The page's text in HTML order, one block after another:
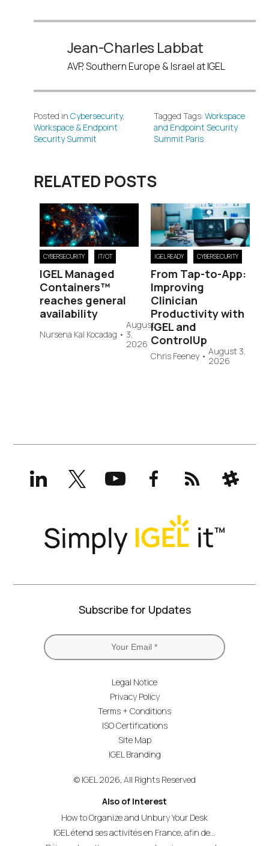
Jean-Charles Labbat
AVP, Southern Europe & Israel at IGEL
Posted in Cybersecurity,
Workspace & Endpoint
Security Summit
Tagged Tags: Workspace
and Endpoint Security
Summit Paris
RELATED POSTS
CYBERSECURITY IT/OT
IGEL Managed
Containers™
reaches general
availability
Nursena Kal Kocadag •
August
3,
2026
IGEL READY CYBERSECURITY
From Tap-to-App:
Improving
Clinician
Productivity with
IGEL and
ControlUp
Chris Feeney• August 3,
2026
LinkedInX
(formerly
Twitter)
YouTubeFacebookRSS Slack
Subscribe for Updates
Legal Notice
Privacy Policy
Terms + Conditions
ISO Certifications
Site Map
IGEL Branding
© IGEL 2026, All Rights Reserved
Also of Interest
How to Organize and Unbury Your Desk
IGEL étend ses activités en France, afin de...